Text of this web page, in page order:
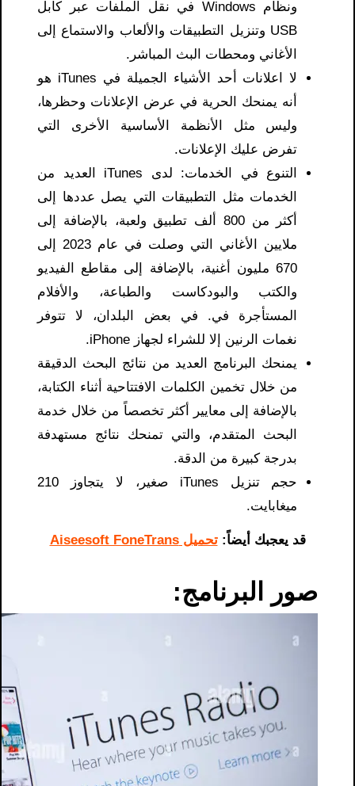
ونظام Windows في نقل الملفات عبر كابل
USB وتنزيل التطبيقات والألعاب والاستماع إلى
الأغاني ومحطات البث المباشر.
لا اعلانات أحد الأشياء الجميلة في iTunes هو
أنه يمنحك الحرية في عرض الإعلانات وحظرها،
وليس مثل الأنظمة الأساسية الأخرى التي
تفرض عليك الإعلانات.
التنوع في الخدمات: لدى iTunes العديد من
الخدمات مثل التطبيقات التي يصل عددها إلى
أكثر من 800 ألف تطبيق ولعبة، بالإضافة إلى
ملايين الأغاني التي وصلت في عام 2023 إلى
670 مليون أغنية، بالإضافة إلى مقاطع الفيديو
والكتب والبودكاست والطباعة، والأفلام
المستأجرة في. في بعض البلدان، لا تتوفر
نغمات الرنين إلا للشراء لجهاز iPhone.
يمنحك البرنامج العديد من نتائج البحث الدقيقة
من خلال تخمين الكلمات الافتتاحية أثناء الكتابة،
بالإضافة إلى معايير أكثر تخصصاً من خلال خدمة
البحث المتقدم، والتي تمنحك نتائج مستهدفة
بدرجة كبيرة من الدقة.
حجم تنزيل iTunes صغير، لا يتجاوز 210
ميغابايت.
قد يعجبك أيضاً:تحميل Aiseesoft FoneTrans
صور البرنامج: